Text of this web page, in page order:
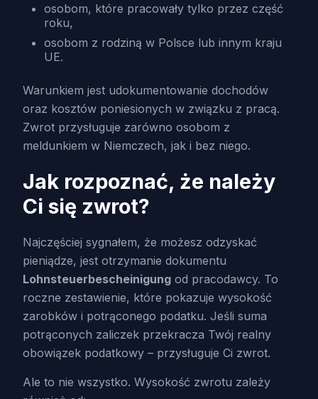
osobom, które pracowały tylko przez część
roku,
osobom z rodziną w Polsce lub innym kraju
UE.
Warunkiem jest udokumentowanie dochodów
oraz kosztów poniesionych w związku z pracą.
Zwrot przysługuje zarówno osobom z
meldunkiem w Niemczech, jak i bez niego.
Jak rozpoznać, że należy
Ci się zwrot?
Najczęściej sygnałem, że możesz odzyskać
pieniądze, jest otrzymanie dokumentu
Lohnsteuerbescheinigung od pracodawcy. To
roczne zestawienie, które pokazuje wysokość
zarobków i potrąconego podatku. Jeśli suma
potrąconych zaliczek przekracza Twój realny
obowiązek podatkowy – przysługuje Ci zwrot.
Ale to nie wszystko. Wysokość zwrotu zależy